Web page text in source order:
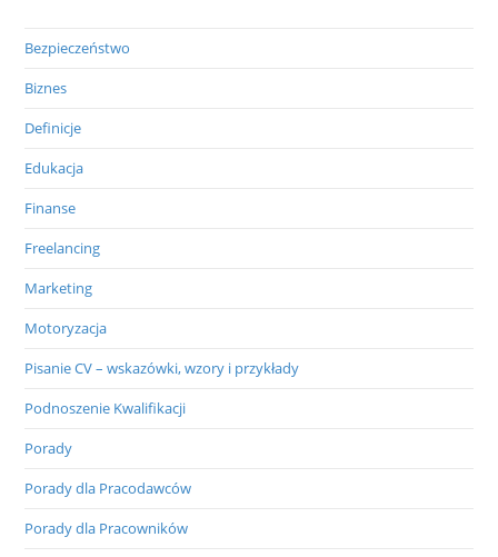
Bezpieczeństwo
Biznes
Definicje
Edukacja
Finanse
Freelancing
Marketing
Motoryzacja
Pisanie CV – wskazówki, wzory i przykłady
Podnoszenie Kwalifikacji
Porady
Porady dla Pracodawców
Porady dla Pracowników